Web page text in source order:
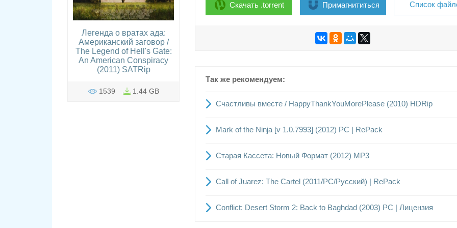
Скачать .torrent Примагнититься Список
Так же рекомендуем:
Счастливы вместе / HappyThankYouMorePlease (2010) HDRip
Mark of the Ninja [v 1.0.7993] (2012) PC | RePack
Старая Кассета: Новый Формат (2012) MP3
Call of Juarez: The Cartel (2011/PC/Русский) | RePack
Conflict: Desert Storm 2: Back to Baghdad (2003) PC | Лицензия
Легенда о вратах ада:
Американский заговор /
The Legend of Hell's Gate:
An American Conspiracy
(2011) SATRip
1539 1.44 GB